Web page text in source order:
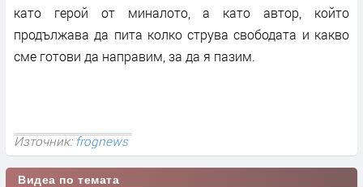
като герой от миналото, а като автор, който
продължава да пита колко струва свободата и какво
сме готови да направим, за да я пазим.
Източник:frognews
Видеа по темата